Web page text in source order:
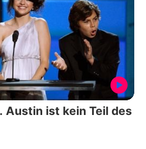
Austin ist kein Teil des